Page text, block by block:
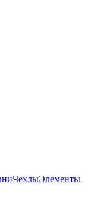
ЧехлыЭлементы